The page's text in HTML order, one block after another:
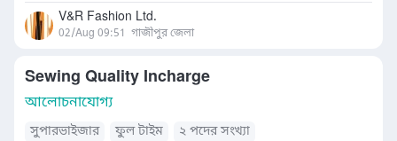
V&R Fashion Ltd.
02/Aug 09:51 গাজীপুর জেলা
Sewing Quality Incharge
আলোচনাযোগ্য
সুপারভাইজার ফুল টাইম ২ পদের সংখ্যা